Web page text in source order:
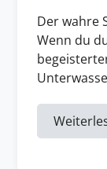
Der wahre
Wenn du